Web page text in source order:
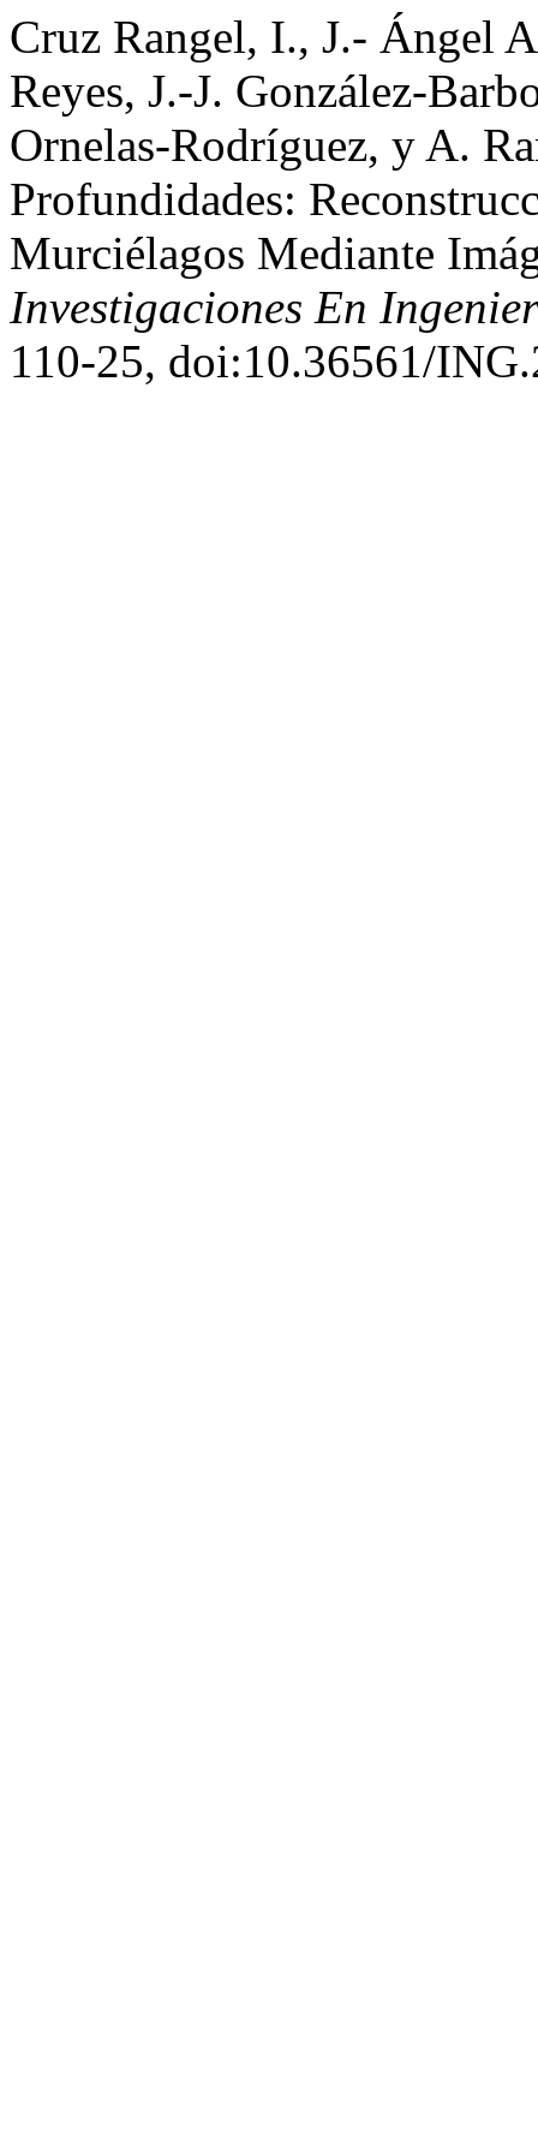
Cruz Rangel, I., J.- Ángel
Reyes, J.-J. González-
Ornelas-Rodríguez, y A.
Profundidades:
Murciélagos Mediante
Investigaciones En
110-25, doi:10.36561/